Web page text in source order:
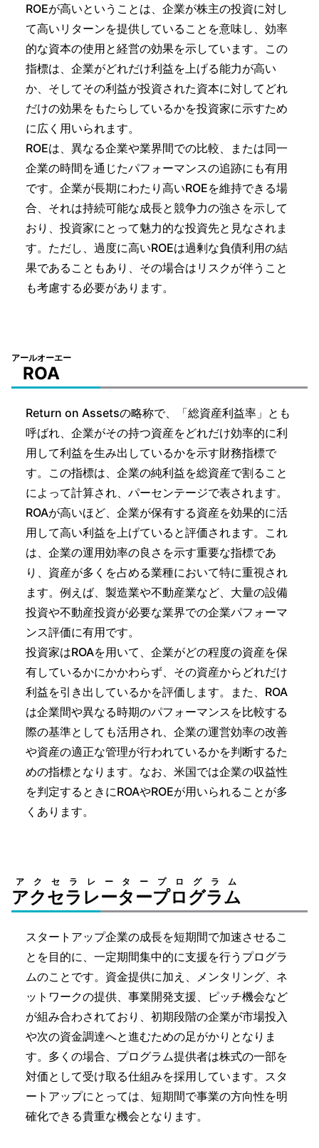
ROEが高いということは、企業が株主の投資に対し
て高いリターンを提供していることを意味し、効率
的な資本の使用と経営の効果を示しています。この
指標は、企業がどれだけ利益を上げる能力が高い
か、そしてその利益が投資された資本に対してどれ
だけの効果をもたらしているかを投資家に示すため
に広く用いられます。
ROEは、異なる企業や業界間での比較、または同一
企業の時間を通じたパフォーマンスの追跡にも有用
です。企業が長期にわたり高いROEを維持できる場
合、それは持続可能な成長と競争力の強さを示して
おり、投資家にとって魅力的な投資先と見なされま
す。ただし、過度に高いROEは過剰な負債利用の結
果であることもあり、その場合はリスクが伴うこと
も考慮する必要があります。
ROA
アールオーエー
Return on Assetsの略称で、「総資産利益率」とも
呼ばれ、企業がその持つ資産をどれだけ効率的に利
用して利益を生み出しているかを示す財務指標で
す。この指標は、企業の純利益を総資産で割ること
によって計算され、パーセンテージで表されます。
ROAが高いほど、企業が保有する資産を効果的に活
用して高い利益を上げていると評価されます。これ
は、企業の運用効率の良さを示す重要な指標であ
り、資産が多くを占める業種において特に重視され
ます。例えば、製造業や不動産業など、大量の設備
投資や不動産投資が必要な業界での企業パフォーマ
ンス評価に有用です。
投資家はROAを用いて、企業がどの程度の資産を保
有しているかにかかわらず、その資産からどれだけ
利益を引き出しているかを評価します。また、ROA
は企業間や異なる時期のパフォーマンスを比較する
際の基準としても活用され、企業の運営効率の改善
や資産の適正な管理が行われているかを判断するた
めの指標となります。なお、米国では企業の収益性
を判定するときにROAやROEが用いられることが多
くあります。
アクセラレータープログラム
アクセラレータープログラム
スタートアップ企業の成長を短期間で加速させるこ
とを目的に、一定期間集中的に支援を行うプログラ
ムのことです。資金提供に加え、メンタリング、ネ
ットワークの提供、事業開発支援、ピッチ機会など
が組み合わされており、初期段階の企業が市場投入
や次の資金調達へと進むための足がかりとなりま
す。多くの場合、プログラム提供者は株式の一部を
対価として受け取る仕組みを採用しています。スタ
ートアップにとっては、短期間で事業の方向性を明
確化できる貴重な機会となります。